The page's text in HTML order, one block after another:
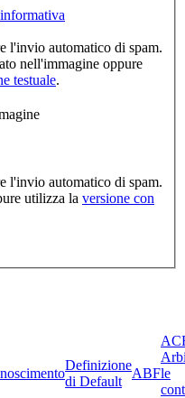
informativa
l'invio automatico di spam.
nell'immagine oppure
testuale.
l'invio automatico di spam.
utilizza la versione con
Definizione
di Default
ABFle